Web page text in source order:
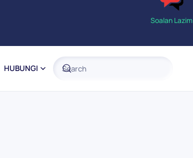
Soalan Lazim
HUBUNGI